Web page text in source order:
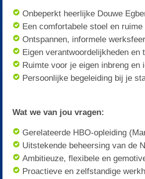
Onbeperkt heerlijke Douwe
Een comfortabele stoel en
Ontspannen, informele werksfeer
Eigen verantwoordelijkheden en
Ruimte voor je eigen inbreng en
Persoonlijke begeleiding bij je
Wat we van jou vragen:
Gerelateerde HBO-opleiding
Uitstekende beheersing van de
Ambitieuze, flexibele en
Proactieve en zelfstandige